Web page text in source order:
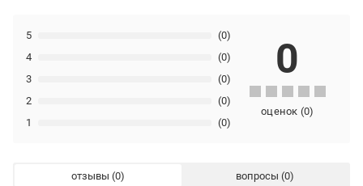
1 (0)
2 (0)
3 (0)
4 (0)
5 (0)
0
оценок (0)
отзывы вопросы